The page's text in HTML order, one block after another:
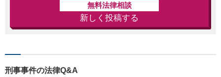
無料法律相談
新しく投稿する
刑事事件の法律Q&A